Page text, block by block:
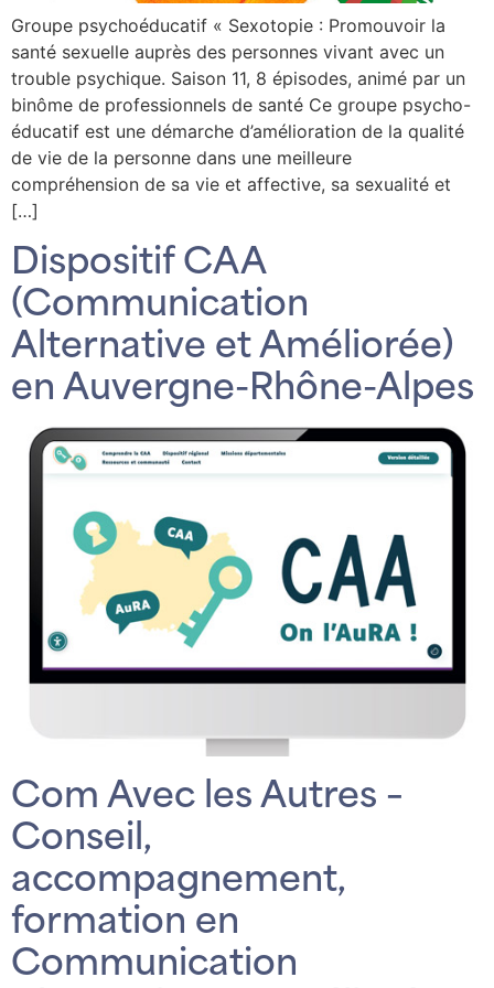
Groupe psychoéducatif « Sexotopie : Promouvoir la
santé sexuelle auprès des personnes vivant avec un
trouble psychique. Saison 11, 8 épisodes, animé par un
binôme de professionnels de santé Ce groupe psycho-
éducatif est une démarche d’amélioration de la qualité
de vie de la personne dans une meilleure
compréhension de sa vie et affective, sa sexualité et
[…]
Dispositif CAA
(Communication
Alternative et Améliorée)
en Auvergne-Rhône-Alpes
Com Avec les Autres –
Conseil,
accompagnement,
formation en
Communication